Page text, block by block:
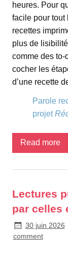
heures. Pour
facile pour tout
recettes
plus de
comme des
cocher les
d’une recette
Parole
projet
Read more
Lectures
par celles
30 juin 2026
comment